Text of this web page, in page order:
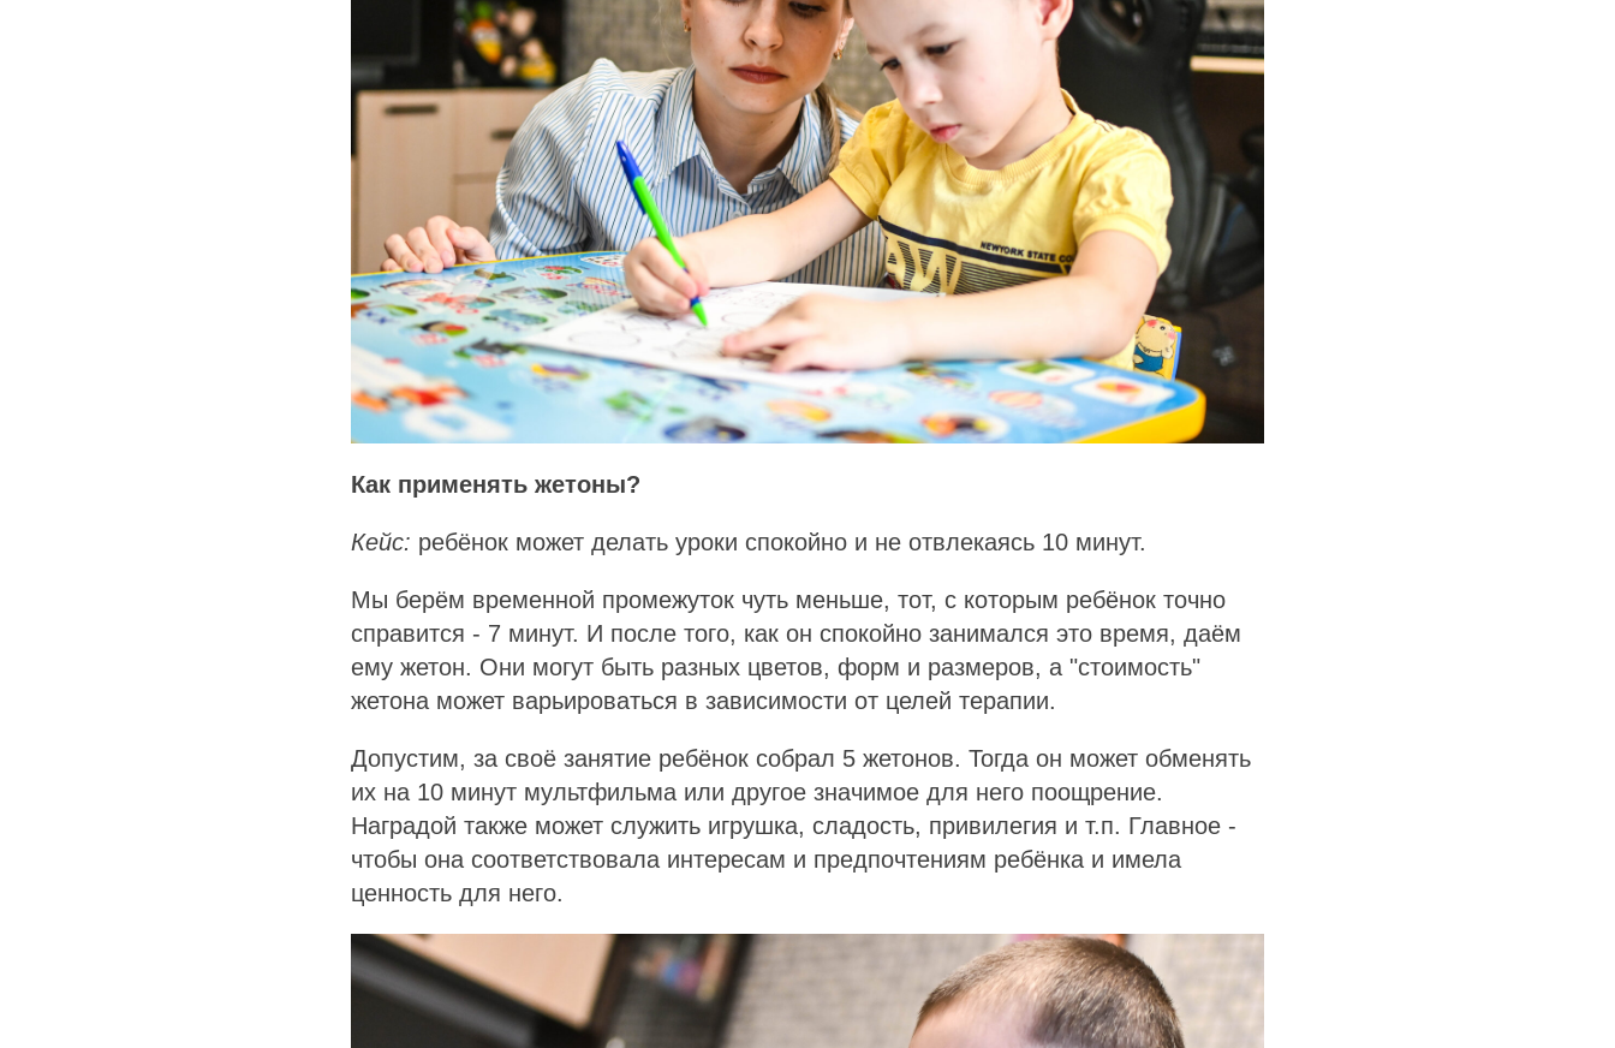
Как применять жетоны?
Кейс: ребёнок может делать уроки спокойно и не отвлекаясь 10 минут.
Мы берём временной промежуток чуть меньше, тот, с которым ребёнок точно
справится - 7 минут. И после того, как он спокойно занимался это время, даём
ему жетон. Они могут быть разных цветов, форм и размеров, а "стоимость"
жетона может варьироваться в зависимости от целей терапии.
Допустим, за своё занятие ребёнок собрал 5 жетонов. Тогда он может обменять
их на 10 минут мультфильма или другое значимое для него поощрение.
Наградой также может служить игрушка, сладость, привилегия и т.п. Главное -
чтобы она соответствовала интересам и предпочтениям ребёнка и имела
ценность для него.